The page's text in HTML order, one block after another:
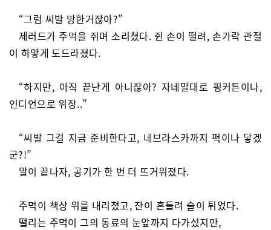
“그럼 씨발 망한거잖아?”
제러드가 주먹을 쥐며 소리쳤다. 쥔 손이 떨려, 손가락 관절
이 하얗게 도드라졌다.
“하지만, 아직 끝난게 아니잖아? 자네말대로 핑커튼이나,
인디언으로 위장..”
“씨발 그걸 지금 준비한다고, 네브라스카까지 퍽이나 닿겠
군?!”
말이 끝나자, 공기가 한 번 더 뜨거워졌다.
주먹이 책상 위를 내리쳤고, 잔이 흔들려 술이 튀었다.
떨리는 주먹이 그의 동료의 눈앞까지 다가섰지만,